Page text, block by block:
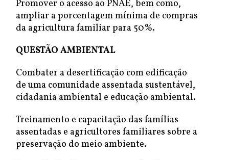
Promover o acesso ao PNAE, bem como,
ampliar a porcentagem mínima de compras
da agricultura familiar para 50%.
QUESTÃO AMBIENTAL
Combater a desertificação com edificação
de uma comunidade assentada sustentável,
cidadania ambiental e educação ambiental.
Treinamento e capacitação das famílias
assentadas e agricultores familiares sobre a
preservação do meio ambiente.